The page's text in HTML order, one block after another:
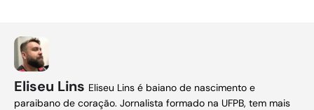
Eliseu Lins Eliseu Lins é baiano de nascimento e
paraibano de coração. Jornalista formado na UFPB, tem mais